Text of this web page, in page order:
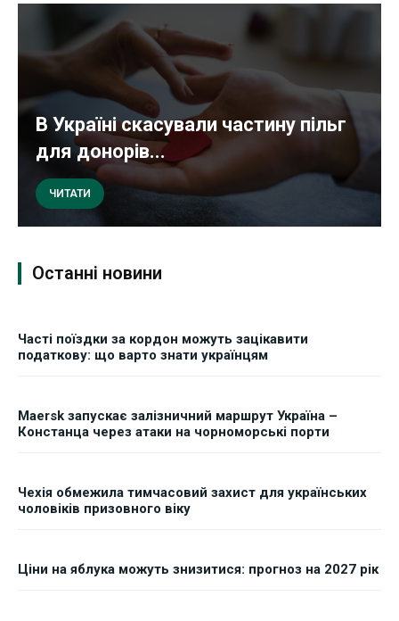
В Україні скасували частину пільг
для донорів...
ЧИТАТИ
Останні новини
Часті поїздки за кордон можуть зацікавити
податкову: що варто знати українцям
Maersk запускає залізничний маршрут Україна –
Констанца через атаки на чорноморські порти
Чехія обмежила тимчасовий захист для українських
чоловіків призовного віку
Ціни на яблука можуть знизитися: прогноз на 2027 рік